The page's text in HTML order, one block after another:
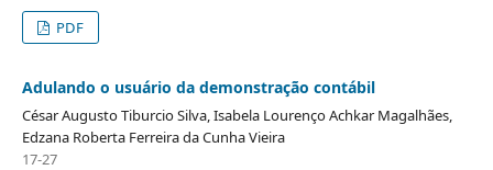
PDF
Adulando o usuário da demonstração contábil
César Augusto Tiburcio Silva, Isabela Lourenço Achkar Magalhães,
Edzana Roberta Ferreira da Cunha Vieira
17-27